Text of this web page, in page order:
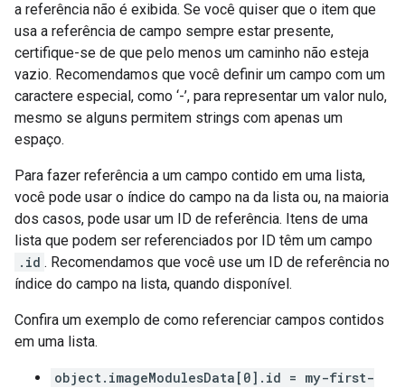
a referência não é exibida. Se você quiser que o item que
usa a referência de campo sempre estar presente,
certifique-se de que pelo menos um caminho não esteja
vazio. Recomendamos que você definir um campo com um
caractere especial, como ‘-’, para representar um valor nulo,
mesmo se alguns permitem strings com apenas um
espaço.
Para fazer referência a um campo contido em uma lista,
você pode usar o índice do campo na da lista ou, na maioria
dos casos, pode usar um ID de referência. Itens de uma
lista que podem ser referenciados por ID têm um campo
.id . Recomendamos que você use um ID de referência no
índice do campo na lista, quando disponível.
Confira um exemplo de como referenciar campos contidos
em uma lista.
object.imageModulesData[0].id = my-first-